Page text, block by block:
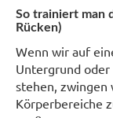
So trainiert man
Rücken)
Wenn wir auf
Untergrund
stehen, zwingen
Körperbereiche